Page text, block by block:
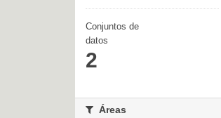
Conjuntos de
datos
2
Áreas